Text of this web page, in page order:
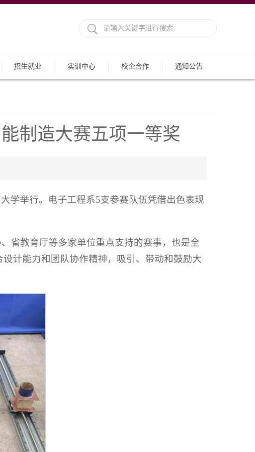
招生就业 实训中心 校企合作 通知公告
制造大赛五项一等奖
学举行。电子工程系5支参赛队伍凭借出色表现
省教育厅等多家单位重点支持的赛事，也是全
计能力和团队协作精神，吸引、带动和鼓励大